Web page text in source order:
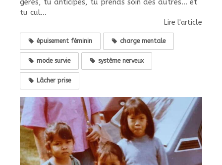
tu cul...
Lire l'article
épuisement féminin charge mentale
mode survie système nerveux
Lâcher prise